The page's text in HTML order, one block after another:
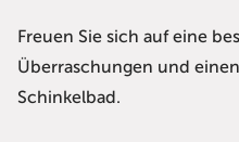
Freuen Sie sich auf eine
Überraschungen und
Schinkelbad.